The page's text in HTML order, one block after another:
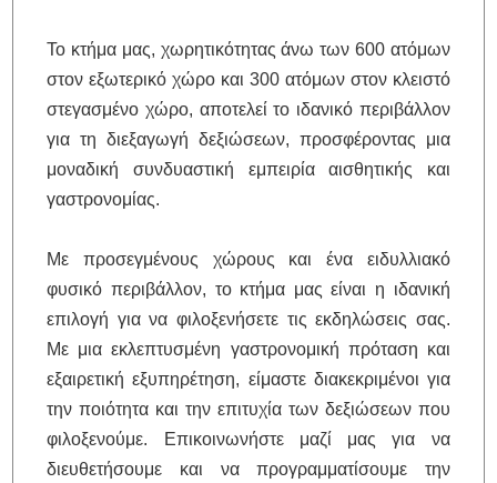
Το κτήμα μας, χωρητικότητας άνω των 600 ατόμων
στον εξωτερικό χώρο και 300 ατόμων στον κλειστό
στεγασμένο χώρο, αποτελεί το ιδανικό περιβάλλον
για τη διεξαγωγή δεξιώσεων, προσφέροντας μια
μοναδική συνδυαστική εμπειρία αισθητικής και
γαστρονομίας.
Με προσεγμένους χώρους και ένα ειδυλλιακό
φυσικό περιβάλλον, το κτήμα μας είναι η ιδανική
επιλογή για να φιλοξενήσετε τις εκδηλώσεις σας.
Με μια εκλεπτυσμένη γαστρονομική πρόταση και
εξαιρετική εξυπηρέτηση, είμαστε διακεκριμένοι για
την ποιότητα και την επιτυχία των δεξιώσεων που
φιλοξενούμε. Επικοινωνήστε μαζί μας για να
διευθετήσουμε και να προγραμματίσουμε την